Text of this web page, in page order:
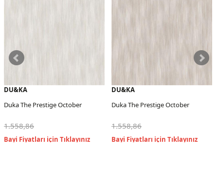
DU&KA
Duka The Prestige October
1.558,86
DU&KA
Duka The Prestige October
1.558,86